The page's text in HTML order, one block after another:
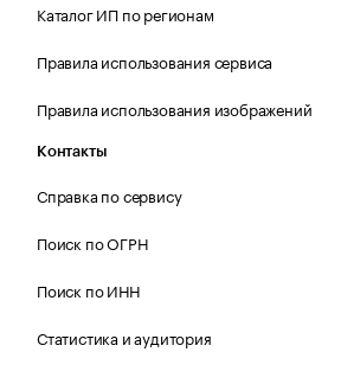
Каталог ИП по регионам
Правила использования сервиса
Правила использования изображений
Контакты
Справка по сервису
Поиск по ОГРН
Поиск по ИНН
Статистика и аудитория